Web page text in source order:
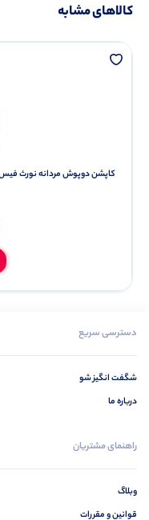
کالاهای مشابه
کاپشن دوپوش مردانه نورث
دسترسی سریع
شگفت انگیز شو
درباره ما
راهنمای مشتریان
وبلاگ
قوانین و مقررات